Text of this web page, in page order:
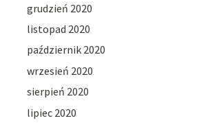
grudzień 2020
listopad 2020
październik 2020
wrzesień 2020
sierpień 2020
lipiec 2020